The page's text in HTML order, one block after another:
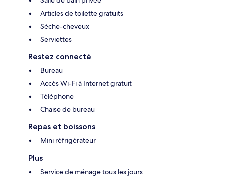
Articles de toilette gratuits
Sèche-cheveux
Serviettes
Restez connecté
Bureau
Accès Wi-Fi à Internet gratuit
Téléphone
Chaise de bureau
Repas et boissons
Mini réfrigérateur
Plus
Service de ménage tous les jours